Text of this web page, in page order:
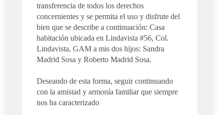
transferencia de todos los derechos
concernientes y se permita el uso y disfrute del
bien que se describe a continuación: Casa
habitación ubicada en Lindavista #56, Col.
Lindavista, GAM a mis dos hijos: Sandra
Madrid Sosa y Roberto Madrid Sosa.
Deseando de esta forma, seguir continuando
con la amistad y armonía familiar que siempre
nos ha caracterizado